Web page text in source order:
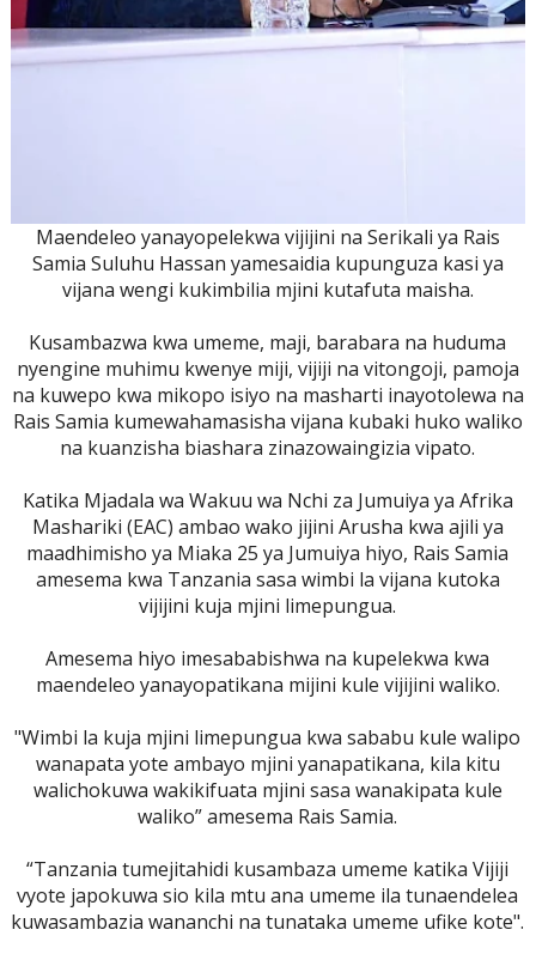
Maendeleo yanayopelekwa vijijini na Serikali ya Rais
Samia Suluhu Hassan yamesaidia kupunguza kasi ya
vijana wengi kukimbilia mjini kutafuta maisha.
Kusambazwa kwa umeme, maji, barabara na huduma
nyengine muhimu kwenye miji, vijiji na vitongoji, pamoja
na kuwepo kwa mikopo isiyo na masharti inayotolewa na
Rais Samia kumewahamasisha vijana kubaki huko waliko
na kuanzisha biashara zinazowaingizia vipato.
Katika Mjadala wa Wakuu wa Nchi za Jumuiya ya Afrika
Mashariki (EAC) ambao wako jijini Arusha kwa ajili ya
maadhimisho ya Miaka 25 ya Jumuiya hiyo, Rais Samia
amesema kwa Tanzania sasa wimbi la vijana kutoka
vijijini kuja mjini limepungua.
Amesema hiyo imesababishwa na kupelekwa kwa
maendeleo yanayopatikana mijini kule vijijini waliko.
"Wimbi la kuja mjini limepungua kwa sababu kule walipo
wanapata yote ambayo mjini yanapatikana, kila kitu
walichokuwa wakikifuata mjini sasa wanakipata kule
waliko” amesema Rais Samia.
“Tanzania tumejitahidi kusambaza umeme katika Vijiji
vyote japokuwa sio kila mtu ana umeme ila tunaendelea
kuwasambazia wananchi na tunataka umeme ufike kote".